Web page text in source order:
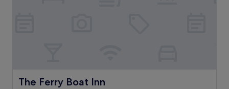
The Ferry Boat Inn
The Ferry Boat Inn